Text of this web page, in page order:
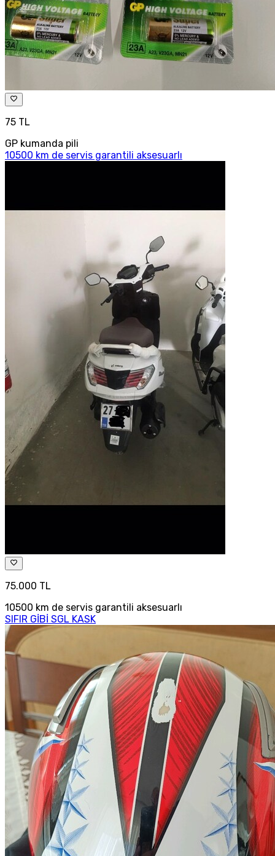
75 TL
GP kumanda pili
10500 km de servis garantili aksesuarlı
75.000 TL
10500 km de servis garantili aksesuarlı
SIFIR GİBİ SGL KASK